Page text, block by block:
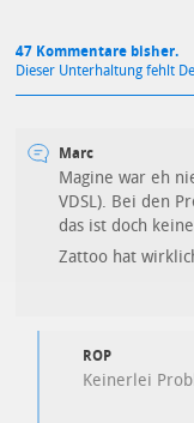
47 Kommentare bisher.
Dieser Unterhaltung fehlt
Marc
Magine war eh
VDSL). Bei den
das ist doch
Zattoo hat
ROP
Keinerlei